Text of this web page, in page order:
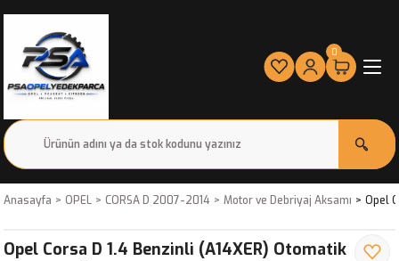
0
Anasayfa OPEL CORSA D 2007-2014 Motor ve Debriyaj Aksamı Opel
Opel Corsa D 1.4 Benzinli (A14XER) Otomatik